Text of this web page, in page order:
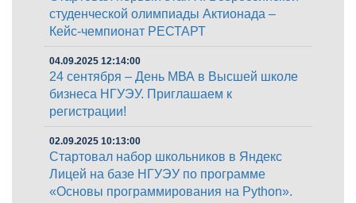
студенческой олимпиады Актионада –
Кейс-чемпионат РЕСТАРТ
04.09.2025 12:14:00
24 сентября – День МВА в Высшей школе
бизнеса НГУЭУ. Приглашаем к
регистрации!
02.09.2025 10:13:00
Стартовал набор школьников в Яндекс
Лицей на базе НГУЭУ по программе
«Основы программирования на Python».